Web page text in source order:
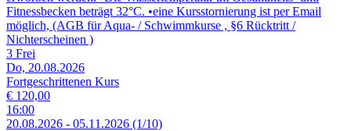
Fitnessbecken beträgt 32°C. •eine Kursstornierung ist per Email
möglich, (AGB für Aqua- / Schwimmkurse , §6 Rücktritt /
Nichterscheinen )
3 Frei
Do, 20.08.2026
Fortgeschrittenen Kurs
€ 120,00
16:00
20.08.2026 - 05.11.2026 (1/10)